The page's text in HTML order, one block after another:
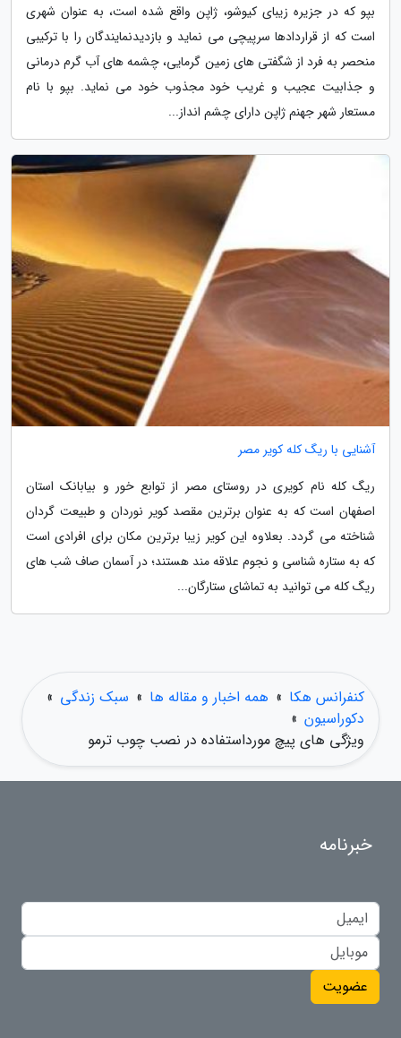
بپو که در جزیره زیبای کیوشو، ژاپن واقع شده است، به عنوان شهری
است که از قراردادها سرپیچی می نماید و بازدیدنمایندگان را با ترکیبی
منحصر به فرد از شگفتی های زمین گرمایی، چشمه های آب گرم درمانی
و جذابیت عجیب و غریب خود مجذوب خود می نماید. بپو با نام
مستعار شهر جهنم ژاپن دارای چشم انداز...
آشنایی با ریگ کله کویر مصر
ریگ کله نام کویری در روستای مصر از توابع خور و بیابانک استان
اصفهان است که به عنوان برترین مقصد کویر نوردان و طبیعت گردان
شناخته می گردد. بعلاوه این کویر زیبا برترین مکان برای افرادی است
که به ستاره شناسی و نجوم علاقه مند هستند؛ در آسمان صاف شب های
ریگ کله می توانید به تماشای ستارگان...
کنفرانس هکا » همه اخبار و مقاله ها » سبک زندگی »
دکوراسیون »
ویژگی های پیچ مورداستفاده در نصب چوب ترمو
خبرنامه
عضویت